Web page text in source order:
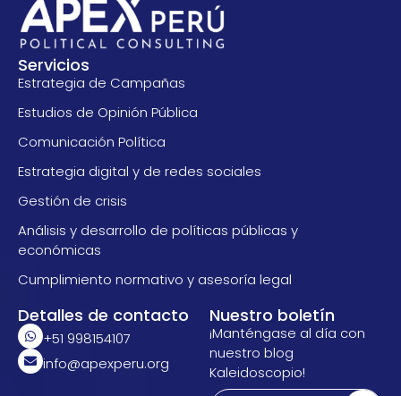
Servicios
Estrategia de Campañas
Estudios de Opinión Pública
Comunicación Política
Estrategia digital y de redes sociales
Gestión de crisis
Análisis y desarrollo de políticas públicas y
económicas
Cumplimiento normativo y asesoría legal
Detalles de contacto
+51 998154107
info@apexperu.org
Nuestro boletín
¡Manténgase al día con
nuestro blog
Kaleidoscopio!